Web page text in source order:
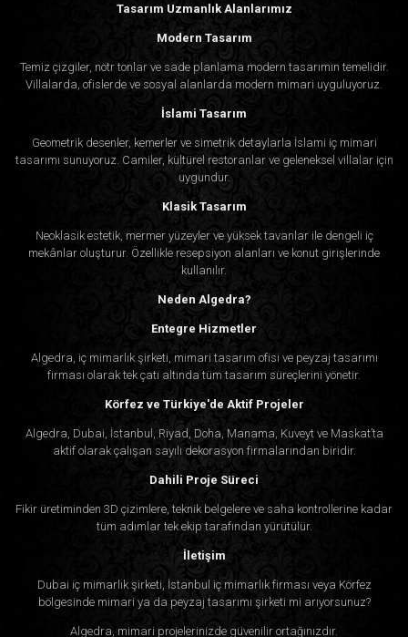
Tasarım Uzmanlık Alanlarımız
Modern Tasarım
Temiz çizgiler, nötr tonlar ve sade planlama modern tasarımın temelidir.
Villalarda, ofislerde ve sosyal alanlarda modern mimari uyguluyoruz.
İslami Tasarım
Geometrik desenler, kemerler ve simetrik detaylarla İslami iç mimari
tasarımı sunuyoruz. Camiler, kültürel restoranlar ve geleneksel villalar için
uygundur.
Klasik Tasarım
Neoklasik estetik, mermer yüzeyler ve yüksek tavanlar ile dengeli iç
mekânlar oluşturur. Özellikle resepsiyon alanları ve konut girişlerinde
kullanılır.
Neden Algedra?
Entegre Hizmetler
Algedra, iç mimarlık şirketi, mimari tasarım ofisi ve peyzaj tasarımı
firması olarak tek çatı altında tüm tasarım süreçlerini yönetir.
Körfez ve Türkiye'de Aktif Projeler
Algedra, Dubai, İstanbul, Riyad, Doha, Manama, Kuveyt ve Maskat’ta
aktif olarak çalışan sayılı dekorasyon firmalarından biridir.
Dahili Proje Süreci
Fikir üretiminden 3D çizimlere, teknik belgelere ve saha kontrollerine kadar
tüm adımlar tek ekip tarafından yürütülür.
İletişim
Dubai iç mimarlık şirketi, İstanbul iç mimarlık firması veya Körfez
bölgesinde mimari ya da peyzaj tasarımı şirketi mi arıyorsunuz?
Algedra, mimari projelerinizde güvenilir ortağınızdır.